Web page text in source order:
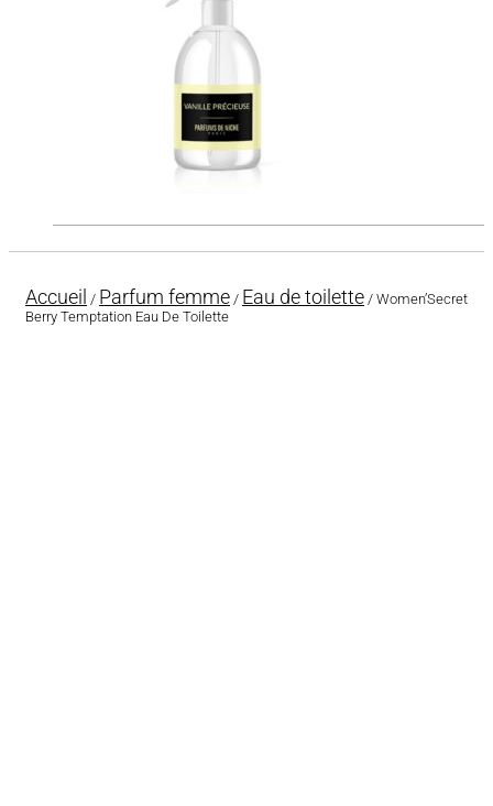
Accueil / Parfum femme / Eau de toilette / Women’Secret
Berry Temptation Eau De Toilette